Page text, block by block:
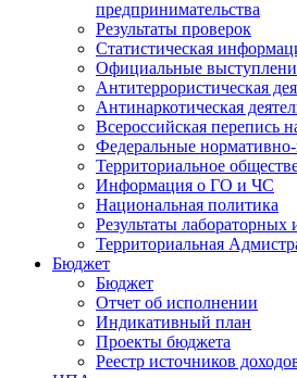
предпринимательства
Результаты проверок
Статистическая
Официальные
Антитеррористическая
Антинаркотическая
Всероссийская перепись
Федеральные
Территориальное
Информация о ГО и ЧС
Национальная политика
Результаты
Территориальная
Бюджет
Бюджет
Отчет об исполнении
Индикативный план
Проекты бюджета
Реестр источников